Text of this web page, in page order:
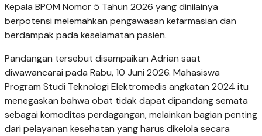
Kepala BPOM Nomor 5 Tahun 2026 yang dinilainya
berpotensi melemahkan pengawasan kefarmasian dan
berdampak pada keselamatan pasien.
Pandangan tersebut disampaikan Adrian saat
diwawancarai pada Rabu, 10 Juni 2026. Mahasiswa
Program Studi Teknologi Elektromedis angkatan 2024 itu
menegaskan bahwa obat tidak dapat dipandang semata
sebagai komoditas perdagangan, melainkan bagian penting
dari pelayanan kesehatan yang harus dikelola secara